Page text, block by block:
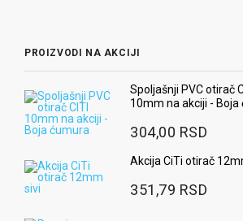
PROIZVODI NA AKCIJI
Spoljašnji PVC otirač
10mm na akciji - Boja
304,00 RSD
Akcija CiTi otirač
351,79 RSD